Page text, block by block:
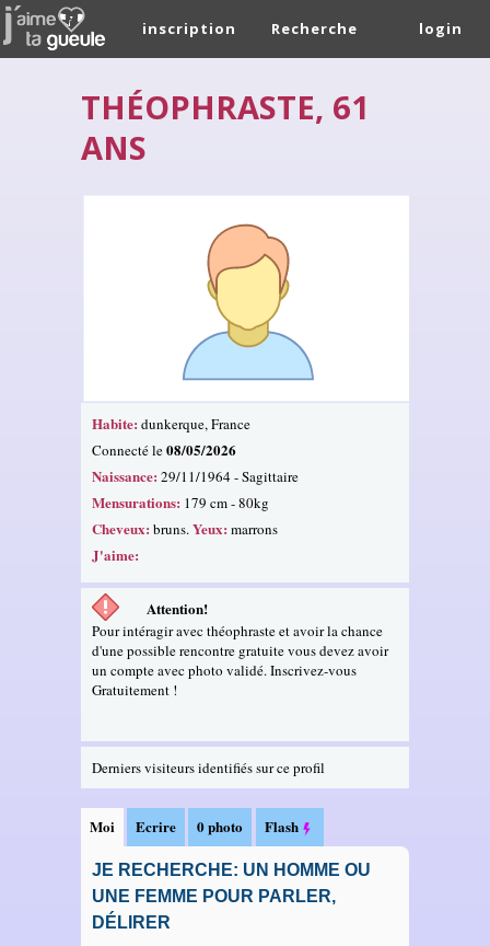
inscription Recherche login
THÉOPHRASTE, 61
ANS
Habite: dunkerque, France
Connecté le08/05/2026
Naissance: 29/11/1964 - Sagittaire
Mensurations: 179 cm - 80kg
Cheveux: bruns.Yeux: marrons
J'aime:
Attention!
Pour intéragir avec théophraste et avoir la chance
d'une possible rencontre gratuite vous devez avoir
un compte avec photo validé. Inscrivez-vous
Gratuitement !
Derniers visiteurs identifiés sur ce profil
Moi
JE RECHERCHE: UN HOMME OU
UNE FEMME POUR PARLER,
DÉLIRER
Ecrire 0 photo Flash